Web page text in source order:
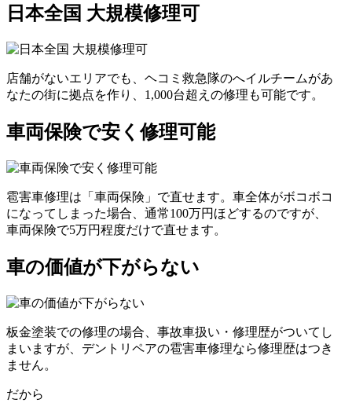
日本全国 大規模修理可
店舗がないエリアでも、ヘコミ救急隊のへイルチームがあ
なたの街に拠点を作り、1,000台超えの修理も可能です。
車両保険で安く修理可能
雹害車修理は「車両保険」で直せます。車全体がボコボコ
になってしまった場合、通常100万円ほどするのですが、
車両保険で5万円程度だけで直せます。
車の価値が下がらない
板金塗装での修理の場合、事故車扱い・修理歴がついてし
まいますが、デントリペアの雹害車修理なら修理歴はつき
ません。
だから